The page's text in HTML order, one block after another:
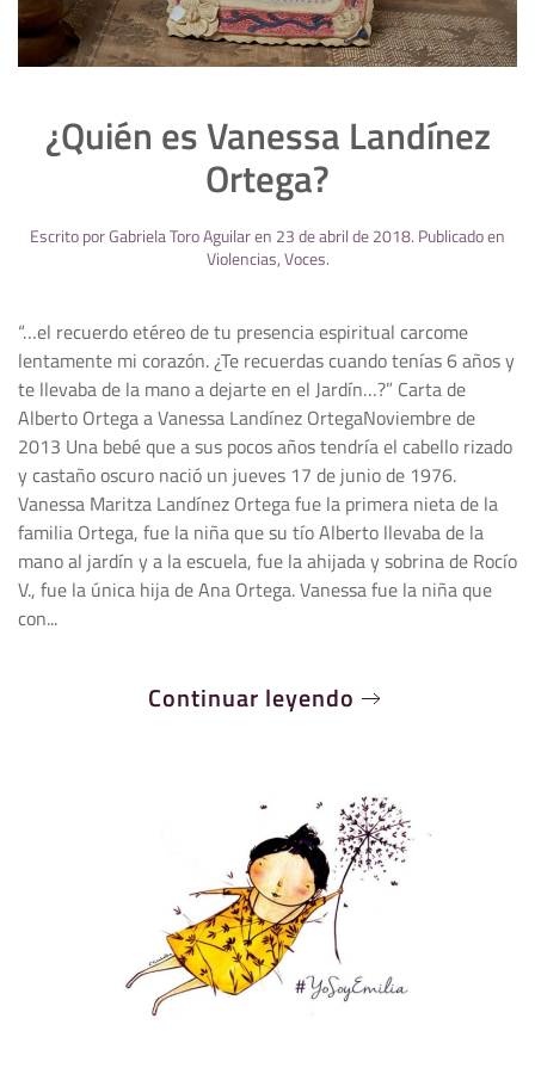
¿Quién es Vanessa Landínez
Ortega?
Escrito porGabriela Toro Aguilaren 23 de abril de 2018. Publicado en
Violencias,Voces.
“…el recuerdo etéreo de tu presencia espiritual carcome
lentamente mi corazón. ¿Te recuerdas cuando tenías 6 años y
te llevaba de la mano a dejarte en el Jardín…?” Carta de
Alberto Ortega a Vanessa Landínez OrtegaNoviembre de
2013 Una bebé que a sus pocos años tendría el cabello rizado
y castaño oscuro nació un jueves 17 de junio de 1976.
Vanessa Maritza Landínez Ortega fue la primera nieta de la
familia Ortega, fue la niña que su tío Alberto llevaba de la
mano al jardín y a la escuela, fue la ahijada y sobrina de Rocío
V., fue la única hija de Ana Ortega. Vanessa fue la niña que
con...
Continuar leyendo